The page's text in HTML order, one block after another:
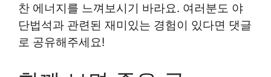
찬 에너지를 느껴보시기 바라요. 여러분도 야
단법석과 관련된 재미있는 경험이 있다면 댓글
로 공유해주세요!